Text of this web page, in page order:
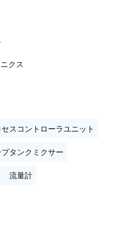
クス
スコントローラユニット
プタンクミクサー
流量計